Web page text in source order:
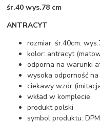
śr.40 wys.78 cm
ANTRACYT
rozmiar: śr.40cm.
kolor: antracyt
odporna na warunki
wysoka odporność
ciekawy wzór
wkład w komplecie
produkt polski
symbol produktu: